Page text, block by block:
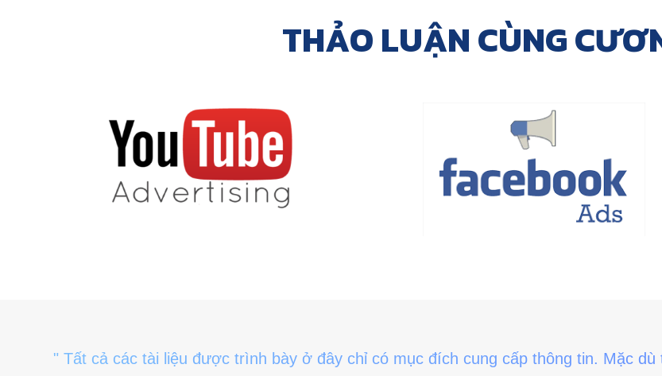
THẢO LUẬN CÙNG
" Tất cả các tài liệu được trình bày ở đây chỉ có mục đích cung cấp thông tin. Mặc